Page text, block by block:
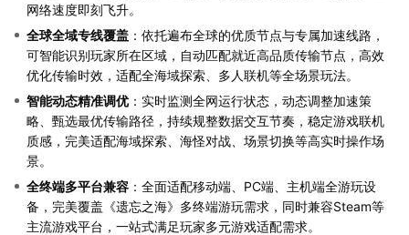
网络速度即刻飞升。
全球全域专线覆盖 ：依托遍布全球的优质节点与专属加速线路，
可智能识别玩家所在区域，自动匹配就近高品质传输节点，高效
优化传输时效，适配全海域探索、多人联机等全场景玩法。
智能动态精准调优：实时监测全网运行状态，动态调整加速策
略、甄选最优传输路径，持续规整数据交互节奏，稳定游戏联机
质感，完美适配海域探索、海怪对战、场景切换等高实时操作场
景。
全终端多平台兼容 ：全面适配移动端、PC端、主机端全游玩设
备，完美覆盖《遗忘之海》多终端游玩需求，同时兼容Steam等
主流游戏平台，一站式满足玩家多元游戏适配需求。